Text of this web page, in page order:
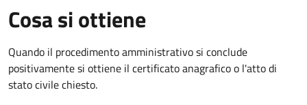
Cosa si ottiene
Quando il procedimento amministrativo si conclude
positivamente si ottiene il certificato anagrafico o l'atto di
stato civile chiesto.